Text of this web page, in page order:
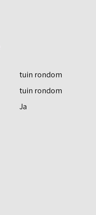
tuin rondom
tuin rondom
Ja